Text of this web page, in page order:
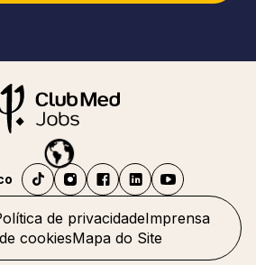
de privacidadeImprensa
cookiesMapa do Site